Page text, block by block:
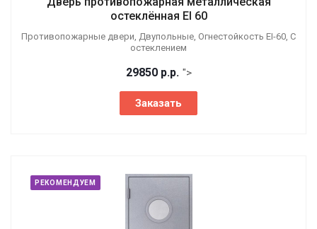
остеклённая EI 60
Противопожарные двери, Двупольные, Огнестойкость EI-60, С
остеклением
29850 р.р. ">
Заказать
РЕКОМЕНДУЕМ